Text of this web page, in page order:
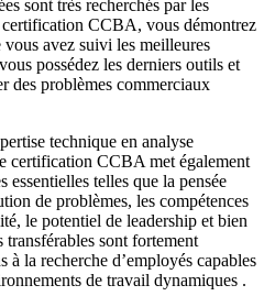
sont très recherchés par les
CCBA, vous démontrez
avez suivi les meilleures
possédez les derniers outils et
des problèmes commerciaux
technique en analyse
certification CCBA met également
essentielles telles que la pensée
de problèmes, les compétences
le potentiel de leadership et bien
transférables sont fortement
à la recherche d’employés capables
de travail dynamiques .